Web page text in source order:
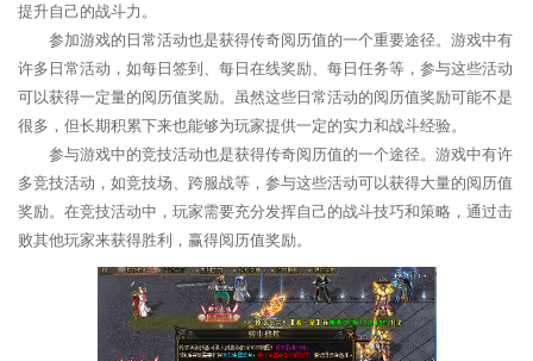
提升自己的战斗力。
参加游戏的日常活动也是获得传奇阅历值的一个重要途径。游戏中有
许多日常活动，如每日签到、每日在线奖励、每日任务等，参与这些活动
可以获得一定量的阅历值奖励。虽然这些日常活动的阅历值奖励可能不是
很多，但长期积累下来也能够为玩家提供一定的实力和战斗经验。
参与游戏中的竞技活动也是获得传奇阅历值的一个途径。游戏中有许
多竞技活动，如竞技场、跨服战等，参与这些活动可以获得大量的阅历值
奖励。在竞技活动中，玩家需要充分发挥自己的战斗技巧和策略，通过击
败其他玩家来获得胜利，赢得阅历值奖励。